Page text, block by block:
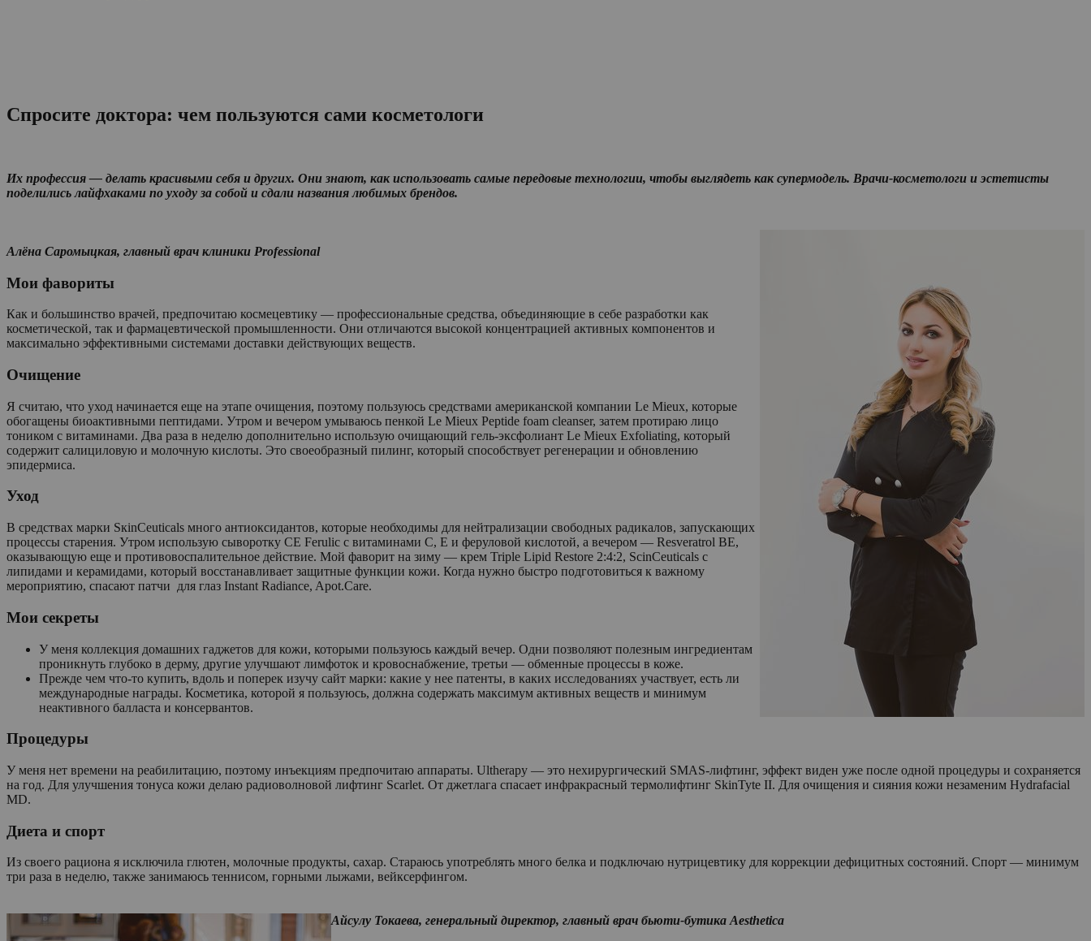
Спросите доктора: чем пользуются сами косметологи
Их профессия — делать красивыми себя и других. Они знают, как использовать самые передовые технологии, чтобы выглядеть как супермодель. Врачи-косметологи и эстетисты
поделились лайфхаками по уходу за собой и сдали названия любимых брендов.
Алёна Саромыцкая, главный врач клиники Professional
Мои фавориты
Как и большинство врачей, предпочитаю космецевтику — профессиональные средства, объединяющие в себе разработки как
косметической, так и фармацевтической промышленности. Они отличаются высокой концентрацией активных компонентов и
максимально эффективными системами доставки действующих веществ.
Очищение
Я считаю, что уход начинается еще на этапе очищения, поэтому пользуюсь средствами американской компании Le Mieux, которые
обогащены биоактивными пептидами. Утром и вечером умываюсь пенкой Le Mieux Peptide foam cleanser, затем протираю лицо
тоником с витаминами. Два раза в неделю дополнительно использую очищающий гель-эксфолиант Le Mieux Exfoliating, который
содержит салициловую и молочную кислоты. Это своеобразный пилинг, который способствует регенерации и обновлению
эпидермиса.
Уход
В средствах марки SкinCeuticals много антиоксидантов, которые необходимы для нейтрализации свободных радикалов, запускающих
процессы старения. Утром использую сыворотку CE Ferulic с витаминами С, Е и феруловой кислотой, а вечером — Resveratrol BE,
оказывающую еще и противовоспалительное действие. Мой фаворит на зиму — крем Triple Lipid Restore 2:4:2, ScinCeuticals с
липидами и керамидами, который восстанавливает защитные функции кожи. Когда нужно быстро подготовиться к важному
мероприятию, спасают патчи для глаз Instant Radiance, Apot.Care.
Мои секреты
У меня коллекция домашних гаджетов для кожи, которыми пользуюсь каждый вечер. Одни позволяют полезным ингредиентам
проникнуть глубоко в дерму, другие улучшают лимфоток и кровоснабжение, третьи — обменные процессы в коже.
Прежде чем что-то купить, вдоль и поперек изучу сайт марки: какие у нее патенты, в каких исследованиях участвует, есть ли
международные награды. Косметика, которой я пользуюсь, должна содержать максимум активных веществ и минимум
неактивного балласта и консервантов.
Процедуры
У меня нет времени на реабилитацию, поэтому инъекциям предпочитаю аппараты. Ultherapy — это нехирургический SMAS-лифтинг, эффект виден уже после одной процедуры и сохраняется
на год. Для улучшения тонуса кожи делаю радиоволновой лифтинг Scarlet. От джетлага спасает инфракрасный термолифтинг SkinTyte II. Для очищения и сияния кожи незаменим Hydrafacial
MD.
Диета и спорт
Из своего рациона я исключила глютен, молочные продукты, сахар. Стараюсь употреблять много белка и подключаю нутрицевтику для коррекции дефицитных состояний. Спорт — минимум
три раза в неделю, также занимаюсь теннисом, горными лыжами, вейксерфингом.
Айсулу Токаева, генеральный директор, главный врач бьюти-бутика Aesthetica